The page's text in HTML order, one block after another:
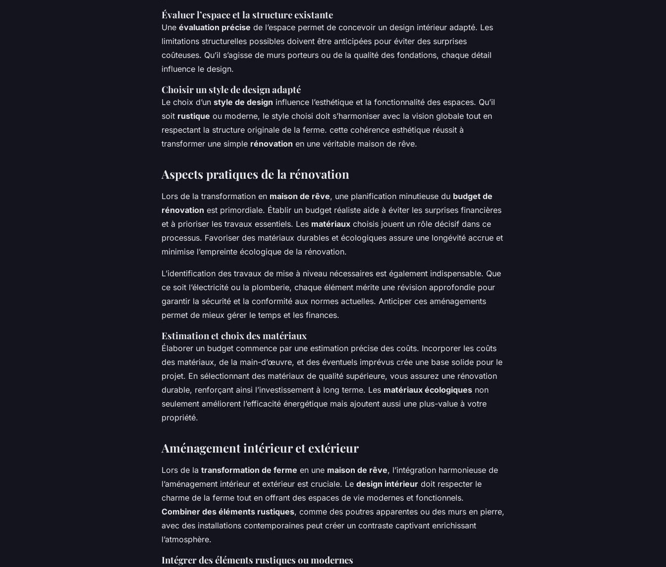
Évaluer l’espace et la structure existante
Une évaluation précise de l’espace permet de concevoir un design intérieur adapté. Les
limitations structurelles possibles doivent être anticipées pour éviter des surprises
coûteuses. Qu’il s’agisse de murs porteurs ou de la qualité des fondations, chaque détail
influence le design.
Choisir un style de design adapté
Le choix d’un style de design influence l’esthétique et la fonctionnalité des espaces. Qu’il
soit rustique ou moderne, le style choisi doit s’harmoniser avec la vision globale tout en
respectant la structure originale de la ferme. cette cohérence esthétique réussit à
transformer une simple rénovation en une véritable maison de rêve.
Aspects pratiques de la rénovation
Lors de la transformation en maison de rêve, une planification minutieuse du budget de
rénovation est primordiale. Établir un budget réaliste aide à éviter les surprises financières
et à prioriser les travaux essentiels. Les matériaux choisis jouent un rôle décisif dans ce
processus. Favoriser des matériaux durables et écologiques assure une longévité accrue et
minimise l’empreinte écologique de la rénovation.
L’identification des travaux de mise à niveau nécessaires est également indispensable. Que
ce soit l’électricité ou la plomberie, chaque élément mérite une révision approfondie pour
garantir la sécurité et la conformité aux normes actuelles. Anticiper ces aménagements
permet de mieux gérer le temps et les finances.
Estimation et choix des matériaux
Élaborer un budget commence par une estimation précise des coûts. Incorporer les coûts
des matériaux, de la main-d’œuvre, et des éventuels imprévus crée une base solide pour le
projet. En sélectionnant des matériaux de qualité supérieure, vous assurez une rénovation
durable, renforçant ainsi l’investissement à long terme. Les matériaux écologiques non
seulement améliorent l’efficacité énergétique mais ajoutent aussi une plus-value à votre
propriété.
Aménagement intérieur et extérieur
Lors de la transformation de ferme en une maison de rêve, l’intégration harmonieuse de
l’aménagement intérieur et extérieur est cruciale. Le design intérieur doit respecter le
charme de la ferme tout en offrant des espaces de vie modernes et fonctionnels.
Combiner des éléments rustiques, comme des poutres apparentes ou des murs en pierre,
avec des installations contemporaines peut créer un contraste captivant enrichissant
l’atmosphère.
Intégrer des éléments rustiques ou modernes